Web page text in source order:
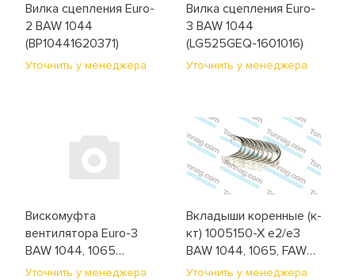
Сцепление
Топливная система
Вилка сцепления Euro-
2 BAW 1044
(BP10441620371)
Уточнить у менеджера
Вилка сцепления Euro-
3 BAW 1044
(LG525GEQ-1601016)
Уточнить у менеджера
Вискомуфта
вентилятора Euro-3
BAW 1044, 1065
(1313010-X2)
Уточнить у менеджера
Вкладыши коренные (к-
кт) 1005150-X е2/е3
BAW 1044, 1065, FAW
1031, 1041, 1051
Уточнить у менеджера